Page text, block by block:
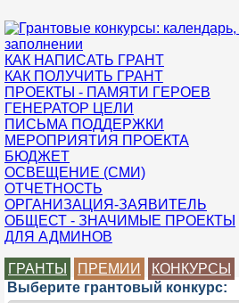
КАК НАПИСАТЬ ГРАНТ
КАК ПОЛУЧИТЬ ГРАНТ
ПРОЕКТЫ - ПАМЯТИ ГЕРОЕВ
ГЕНЕРАТОР ЦЕЛИ
ПИСЬМА ПОДДЕРЖКИ
МЕРОПРИЯТИЯ ПРОЕКТА
БЮДЖЕТ
ОСВЕЩЕНИЕ (СМИ)
ОТЧЕТНОСТЬ
ОРГАНИЗАЦИЯ-ЗАЯВИТЕЛЬ
ОБЩЕСТ - ЗНАЧИМЫЕ ПРОЕКТЫ
ДЛЯ АДМИНОВ
ГРАНТЫ ПРЕМИИ
КОНКУРСЫ
Выберите грантовый конкурс: